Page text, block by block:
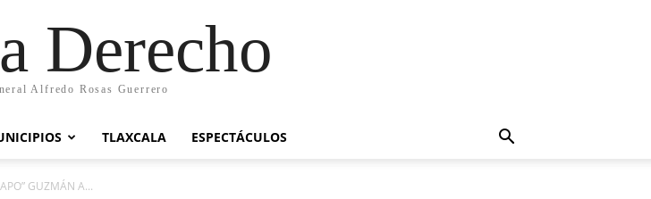
Derecho
Alfredo Rosas Guerrero
TLAXCALA ESPECTÁCULOS
GUZMÁN A...